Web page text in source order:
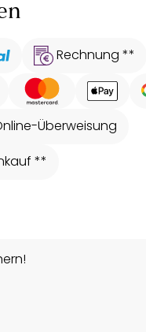
Rechnung **
Überweisung
**